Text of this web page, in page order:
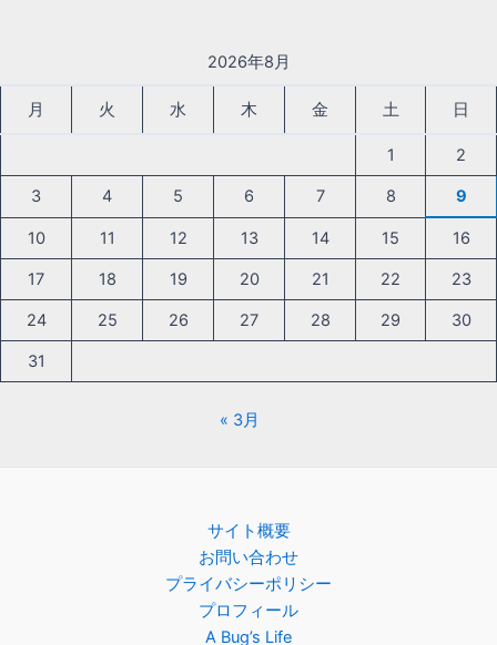
2026年8月
月 火 水 木 金 土 日
1 2
3 4 5 6 7 8 9
10 11 12 13 14 15 16
17 18 19 20 21 22 23
24 25 26 27 28 29 30
31
« 3月
サイト概要
お問い合わせ
プライバシーポリシー
プロフィール
A Bug’s Life